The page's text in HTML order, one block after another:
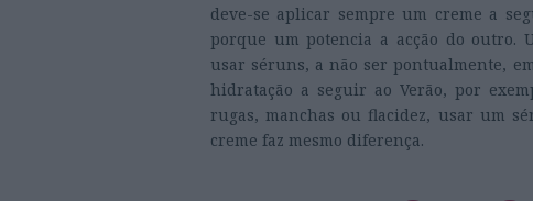
deve-se aplicar sempre um creme a
porque um potencia a acção do outro.
usar séruns, a não ser pontualmente,
hidratação a seguir ao Verão, por
rugas, manchas ou flacidez, usar um
creme faz mesmo diferença.